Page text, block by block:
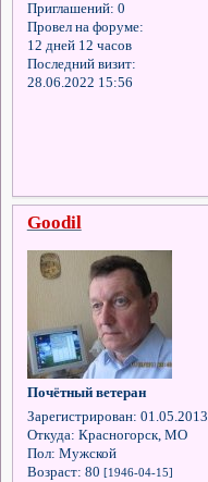
Приглашений: 0
Провел на форуме:
12 дней 12 часов
Последний визит:
28.06.2022 15:56
Goodil
Почётный ветеран
Зарегистрирован: 01.05.2013
Откуда: Красногорск, МО
Пол: Мужской
Возраст: 80 [1946-04-15]